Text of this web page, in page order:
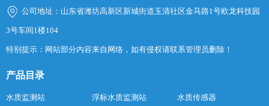
公司地址：山东省潍坊高新区新城街道玉清社区金马路1号欧龙科技园
3号车间1楼104
特别提示：网站部分内容来自网络，如有侵权请联系管理员删除！
产品目录
水质监测站 浮标水质监测站 水质传感器